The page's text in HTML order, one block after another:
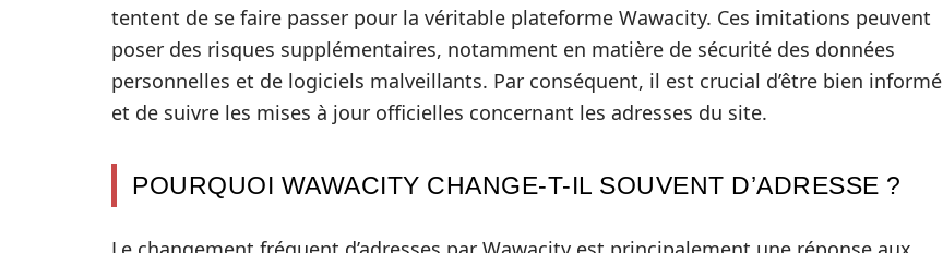
tentent de se faire passer pour la véritable plateforme Wawacity. Ces imitations peuvent
poser des risques supplémentaires, notamment en matière de sécurité des données
personnelles et de logiciels malveillants. Par conséquent, il est crucial d’être bien informé
et de suivre les mises à jour officielles concernant les adresses du site.
POURQUOI WAWACITY CHANGE-T-IL SOUVENT D’ADRESSE ?